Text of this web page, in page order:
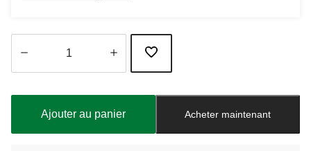
à
Ajouter au panier Acheter maintenant